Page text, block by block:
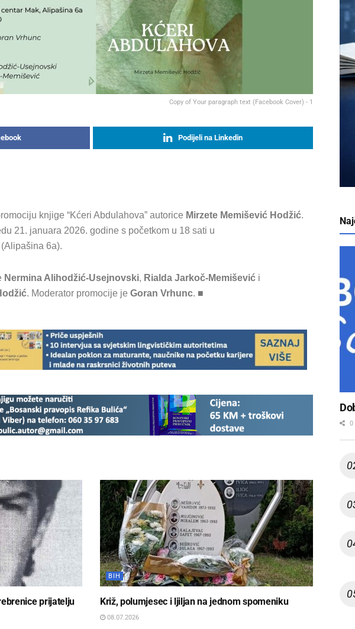
Copy of Your paragraph text (Facebook Cover) - 1
Podijeli na Linkedin
knjige “Kćeri Abdulahova” autorice Mirzete Memišević Hodžić.
21. januara 2026. godine s početkom u 18 sati u
(Alipašina 6a).
Nermina Alihodžić-Usejnovski, Rialda Jarkoč-Memišević i
. Moderator promocije je Goran Vrhunc. ■
prijatelju
BIH
Križ, polumjesec i ljiljan na jednom spomeniku
08.07.2026
0